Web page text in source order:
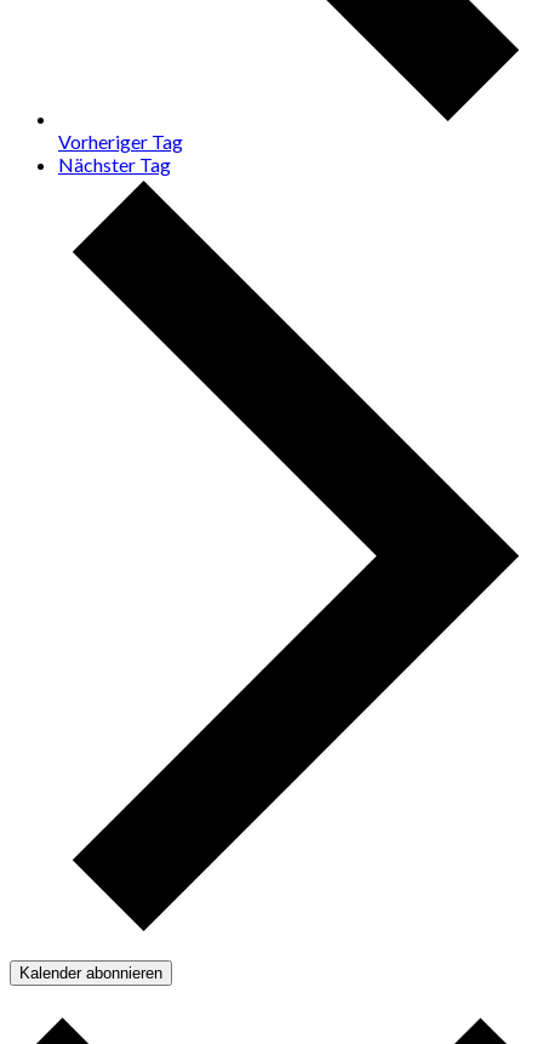
Vorheriger Tag
Nächster Tag
Kalender abonnieren